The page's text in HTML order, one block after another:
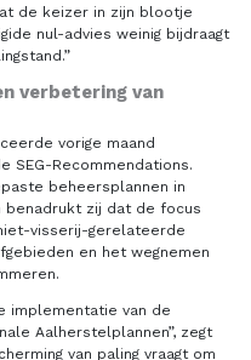
de keizer in zijn blootje
nul-advies weinig bijdraagt
verbetering van
vorige maand
SEG-Recommendations.
beheersplannen in
benadrukt zij dat de focus
visserij-gerelateerde
en het wegnemen
implementatie van de
Aalherstelplannen”, zegt
van paling vraagt om